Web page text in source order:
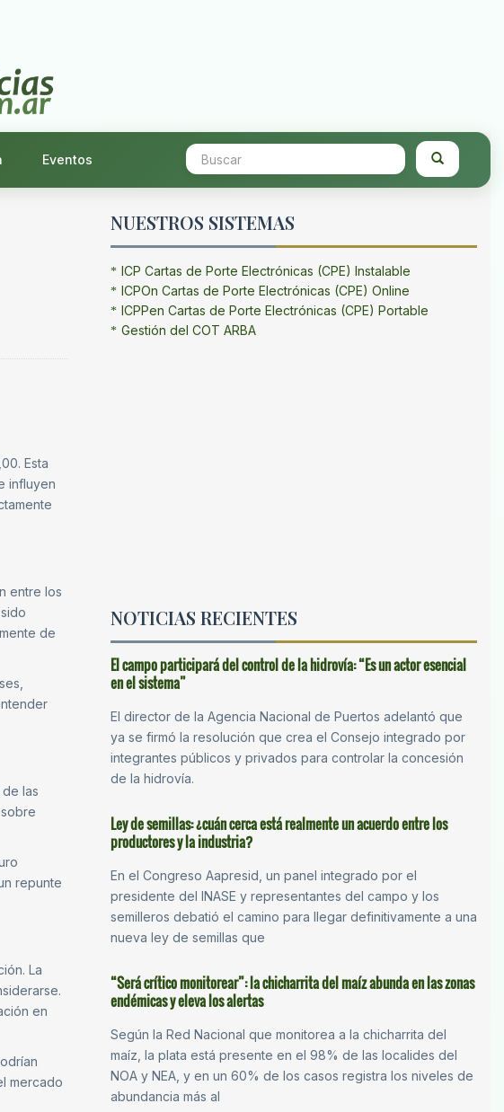
Eventos
Esta
influyen
entre los
de
las
repunte
La
en
mercado
NUESTROS SISTEMAS
ICP Cartas de Porte Electrónicas (CPE) Instalable
ICPOn Cartas de Porte Electrónicas (CPE) Online
ICPPen Cartas de Porte Electrónicas (CPE) Portable
Gestión del COT ARBA
NOTICIAS RECIENTES
El campo participará del control de la hidrovía: “Es un actor esencial
en el sistema”
El director de la Agencia Nacional de Puertos adelantó que
ya se firmó la resolución que crea el Consejo integrado por
integrantes públicos y privados para controlar la concesión
de la hidrovía.
Ley de semillas: ¿cuán cerca está realmente un acuerdo entre los
productores y la industria?
En el Congreso Aapresid, un panel integrado por el
presidente del INASE y representantes del campo y los
semilleros debatió el camino para llegar definitivamente a una
nueva ley de semillas que
“Será crítico monitorear”: la chicharrita del maíz abunda en las zonas
endémicas y eleva los alertas
Según la Red Nacional que monitorea a la chicharrita del
maíz, la plata está presente en el 98% de las localides del
NOA y NEA, y en un 60% de los casos registra los niveles de
abundancia más al